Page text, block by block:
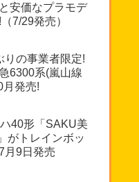
安価なプラモデ
7/29発売）
りの事業者限定!
6300系(嵐山線
月発売!
40形「SAKU美
がトレインボッ
月9日発売